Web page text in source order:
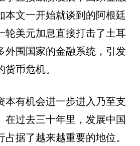
本文一开始就谈到的阿根廷
轮美元加息直接打击了土耳
外围国家的金融系统，引发
币危机。
本有机会进一步进入乃至支
在过去三十年里，发展中国
据了越来越重要的地位。